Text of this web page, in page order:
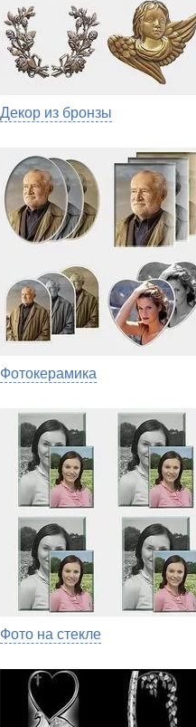
Декор из бронзы
Фотокерамика
Фото на стекле